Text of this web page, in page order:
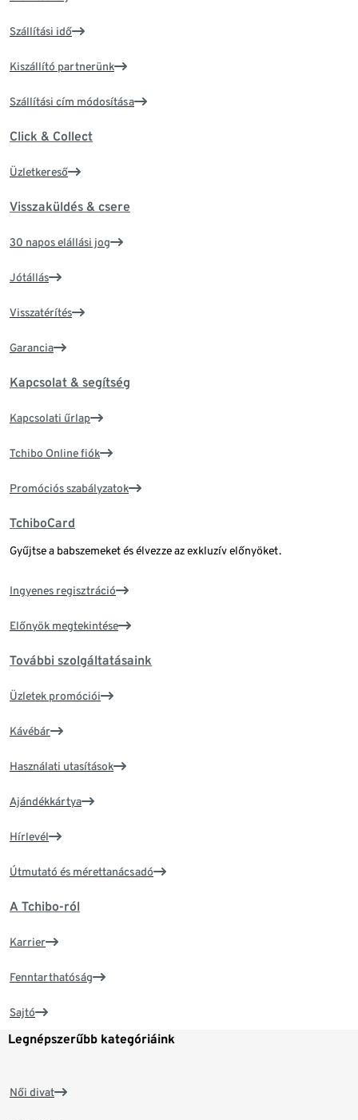
Szállítási idő
Kiszállító partnerünk
Szállítási cím módosítása
Click & Collect
Üzletkereső
Visszaküldés & csere
30 napos elállási jog
Jótállás
Visszatérítés
Garancia
Kapcsolat & segítség
Kapcsolati űrlap
Tchibo Online fiók
Promóciós szabályzatok
TchiboCard
Gyűjtse a babszemeket és élvezze az exkluzív előnyöket.
Ingyenes regisztráció
Előnyök megtekintése
További szolgáltatásaink
Üzletek promóciói
Kávébár
Használati utasítások
Ajándékkártya
Hírlevél
Útmutató és mérettanácsadó
A Tchibo-ról
Karrier
Fenntarthatóság
Sajtó
Legnépszerűbb kategóriáink
Női divat